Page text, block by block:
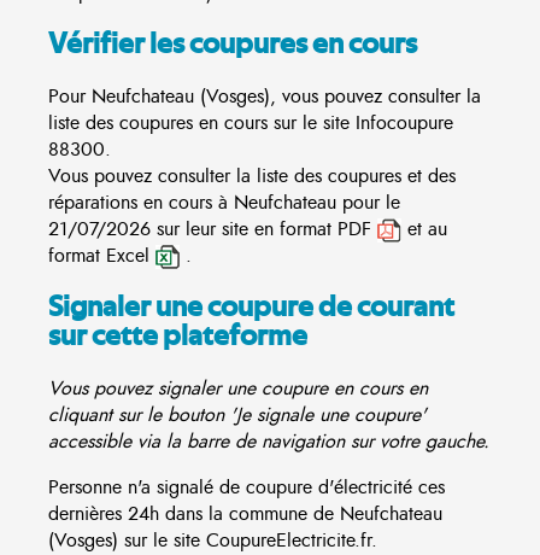
Vérifier les coupures en cours
Pour Neufchateau (Vosges), vous pouvez consulter la
liste des coupures en cours sur le site Infocoupure
88300.
Vous pouvez consulter la liste des coupures et des
réparations en cours à Neufchateau pour le
21/07/2026 sur leur site en format PDF
et au
format Excel
.
Signaler une coupure de courant
sur cette plateforme
Vous pouvez signaler une coupure en cours en
cliquant sur le bouton 'Je signale une coupure'
accessible via la barre de navigation sur votre gauche.
Personne n'a signalé de coupure d'électricité ces
dernières 24h dans la commune de Neufchateau
(Vosges) sur le site CoupureElectricite.fr.